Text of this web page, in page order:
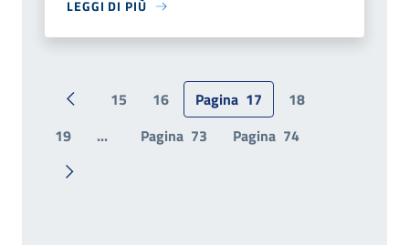
LEGGI DI PIÙ
Pagina precedente
15 16 Pagina 17
18
19
... Pagina 73 Pagina 74
Pagina successiva